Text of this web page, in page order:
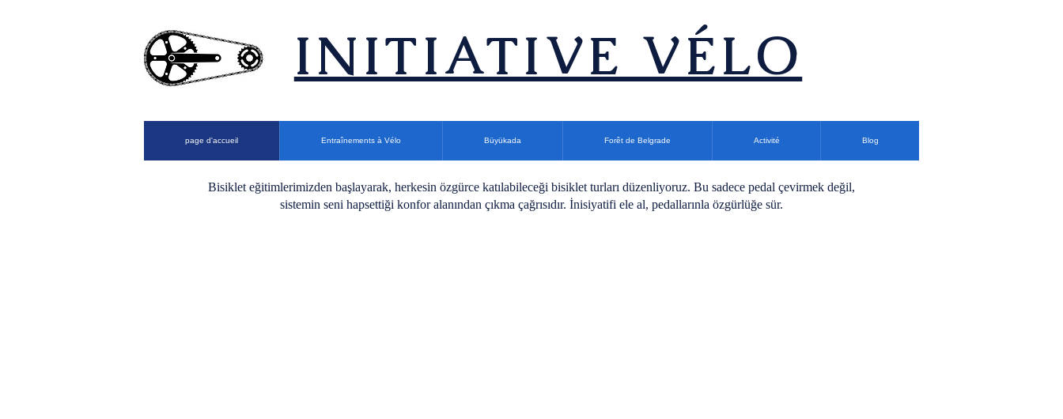
​INITIATIVE VÉLO
page d'accueil Entraînements à Vélo Büyükada Forêt de Belgrade Activité Blog
Bisiklet eğitimlerimizden başlayarak, herkesin özgürce katılabileceği bisiklet turları düzenliyoruz. Bu sadece pedal çevirmek değil,
sistemin seni hapsettiği konfor alanından çıkma çağrısıdır. İnisiyatifi ele al, pedallarınla özgürlüğe sür.